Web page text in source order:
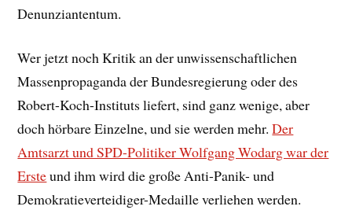
Denunziantentum.
Wer jetzt noch Kritik an der unwissenschaftlichen
Massenpropaganda der Bundesregierung oder des
Robert-Koch-Instituts liefert, sind ganz wenige, aber
doch hörbare Einzelne, und sie werden mehr.Der
Amtsarzt und SPD-Politiker Wolfgang Wodarg war der
Ersteund ihm wird die große Anti-Panik- und
Demokratieverteidiger-Medaille verliehen werden.